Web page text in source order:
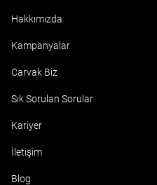
Hakkımızda
Kampanyalar
Carvak Biz
Sık Sorulan Sorular
Kariyer
İletişim
Blog